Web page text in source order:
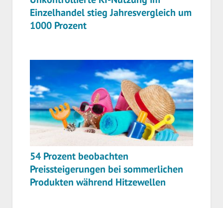
Einzelhandel stieg Jahresvergleich um
1000 Prozent
54 Prozent beobachten
Preissteigerungen bei sommerlichen
Produkten während Hitzewellen